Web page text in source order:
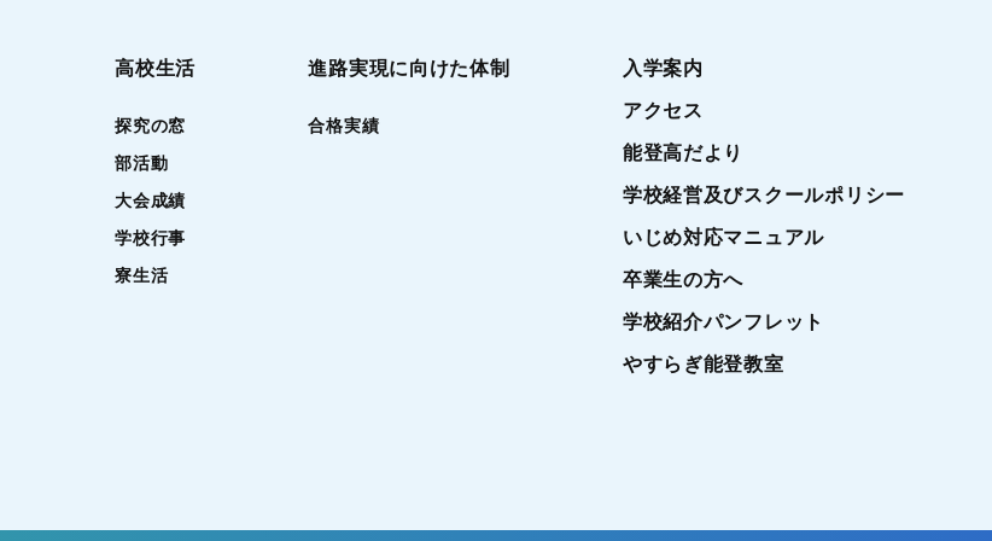
高校生活
探究の窓
部活動
大会成績
学校行事
寮生活
進路実現に向けた体制
合格実績
入学案内
アクセス
能登高だより
学校経営及びスクールポリシー
いじめ対応マニュアル
卒業生の方へ
学校紹介パンフレット
やすらぎ能登教室